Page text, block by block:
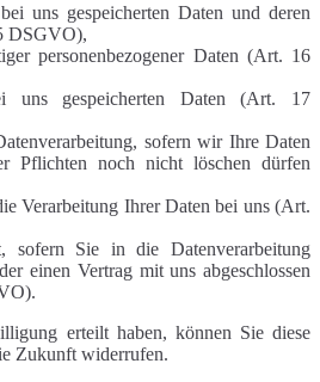
uns gespeicherten Daten und deren
DSGVO),
personenbezogener Daten (Art. 16
uns gespeicherten Daten (Art. 17
sofern wir Ihre Daten
Pflichten noch nicht löschen dürfen
Verarbeitung Ihrer Daten bei uns (Art.
sofern Sie in die Datenverarbeitung
einen Vertrag mit uns abgeschlossen
erteilt haben, können Sie diese
Zukunft widerrufen.